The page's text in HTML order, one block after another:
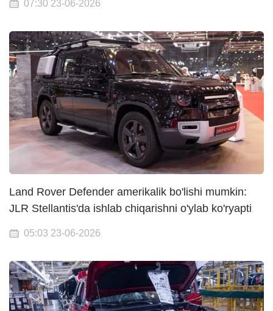
07:30 23-06-2026
Land Rover Defender amerikalik bo'lishi mumkin:
JLR Stellantis'da ishlab chiqarishni o'ylab ko'ryapti
05:03 23-06-2026